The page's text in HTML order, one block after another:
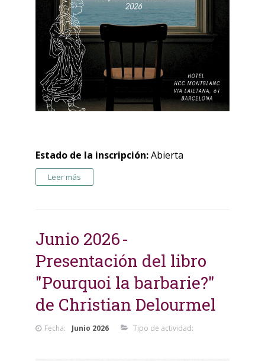
Estado de la inscripción:Abierta
Leer más
Junio 2026
Presentación del libro
"Pourquoi la barbarie?"
de Christian Delourmel
Fecha: Junio 2026 Tipo de actividad: